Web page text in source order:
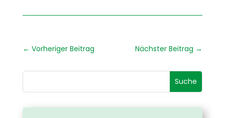
← Vorheriger Beitrag Nächster Beitrag →